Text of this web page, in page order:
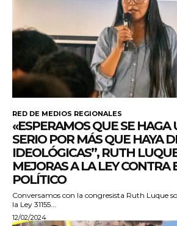
RED DE MEDIOS REGIONALES
«ESPERAMOS QUE SE HAGA
SERIO POR MÁS QUE HAYA
IDEOLÓGICAS”, RUTH
MEJORAS A LA LEY CONTRA
POLÍTICO
Conversamos con la congresista Ruth Luque
la Ley 31155...
12/02/2024